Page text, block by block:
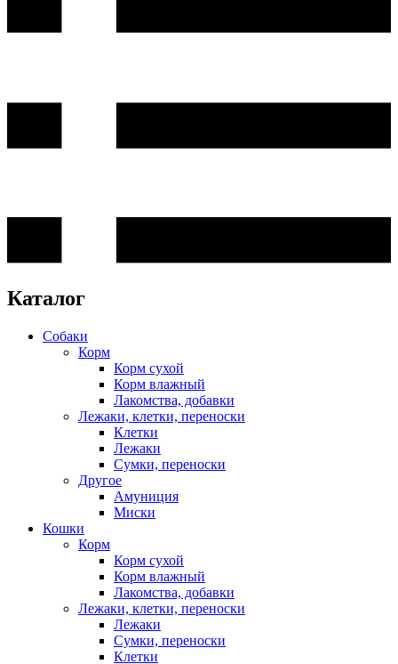
Каталог
Собаки
Корм
Корм сухой
Корм влажный
Лакомства, добавки
Лежаки, клетки, переноски
Клетки
Лежаки
Сумки, переноски
Другое
Амуниция
Миски
Кошки
Корм
Корм сухой
Корм влажный
Лакомства, добавки
Лежаки, клетки, переноски
Лежаки
Сумки, переноски
Клетки